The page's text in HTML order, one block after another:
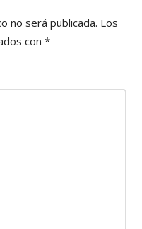
no será publicada. Los
con *